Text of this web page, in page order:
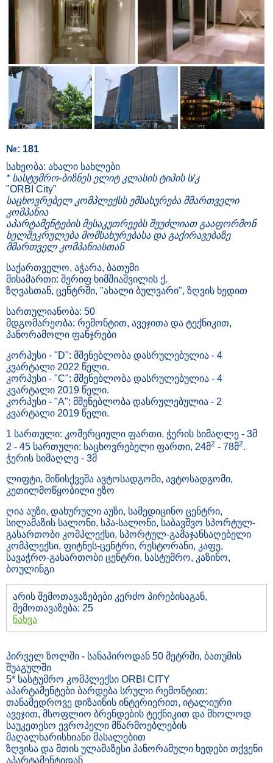
№: 181
სახეობა: ახალი სახლები
* სასტუმრო-ბიზნეს ელიტ კლასის ტიპის ს/კ
"ORBI City"
საცხოვრებელ კომპლექსს ემსახურება მმართველი
კომპანია
აპარტამენტების მესაკუთრეებს შეუძლიათ გააფორმონ
ხელშეკრულება მომსახურებასა და გაქირავებაზე
მმართველ კომპანიასთან
საქართველო, აჭარა, ბათუმი
მისამართი: შერიფ ხიმშიაშვილის ქ.
ზღვასთან, ცენტრში, "ახალი ბულვარი", ზღვის ხედით
სართულიანობა: 50
მდგომარეობა: რემონტით, ავეჯითა და ტექნიკით,
პანორამოლი ფანჯრები
კორპუსი - "D": მშენებლობა დასრულებულია - 4
კვარტალი 2022 წელი.
კორპუსი - "C": მშენებლობა დასრულებულია - 4
კვარტალი 2019 წელი.
კორპუსი - "A": მშენებლობა დასრულებულია - 2
კვარტალი 2019 წელი.
1 სართული: კომერციული ფართი. ჭერის სიმაღლე - 3მ
2 - 45 სართული: საცხოვრებელი ფართი, 24მ2 - 78მ2.
ჭერის სიმაღლე - 3მ
ლიფტი, მიწისქვეშა ავტოსადგომი, ავტოსადგომი,
კეთილმოწყობილი ეზო
ღია აუზი, დახურული აუზი, სამედიცინო ცენტრი,
სილამაზის სალონი, სპა-სალონი, საბავშვო სპორტულ-
გასართობი კომპლექსი, სპორტულ-გამაჯანსაღებელი
კომპლექსი, ფიტნეს-ცენტრი, რესტორანი, კაფე,
სავაჭრო-გასართობი ცენტრი, სასტუმრო, კაზინო,
ბოულინგი
არის შემოთავაზებები კერძო პირებისაგან,
შემოთავაზება: 25
ნახვა
პირველ ზოლში - სანაპიროდან 50 მეტრში, ბათუმის
შუაგულში
5* სასტუმრო კომპლექსი ORBI CITY
აპარტამენტები ბარდება სრული რემონტით:
თანამედროვე დიზაინის ინტერიერით, იტალიური
ავეჯით, მსოფლიო ბრენდების ტექნიკით და მხოლოდ
საუკეთესო ევროპელი მწარმოებლების
მაღალხარისხიანი მასალებით
ზღვისა და მთის ულამაზესი პანორამული ხედები თქვენი
აპარტამენტიდან